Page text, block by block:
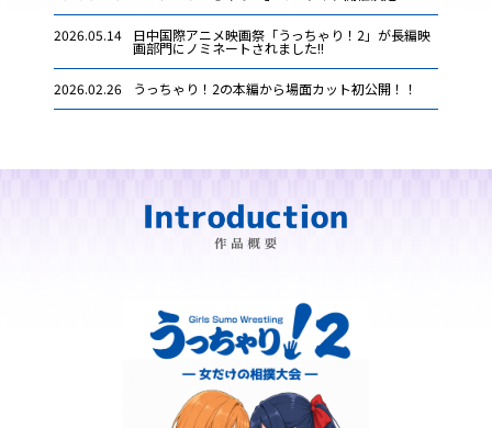
2026.05.14 日中国際アニメ映画祭「うっちゃり！2」が長編映
画部門にノミネートされました!!
2026.02.26 うっちゃり！2の本編から場面カット初公開！！